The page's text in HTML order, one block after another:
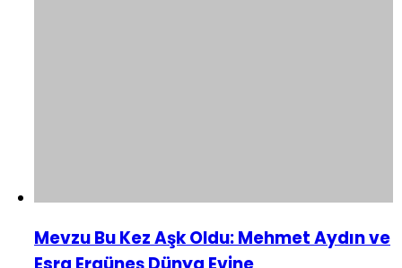
Mevzu Bu Kez Aşk Oldu: Mehmet Aydın ve